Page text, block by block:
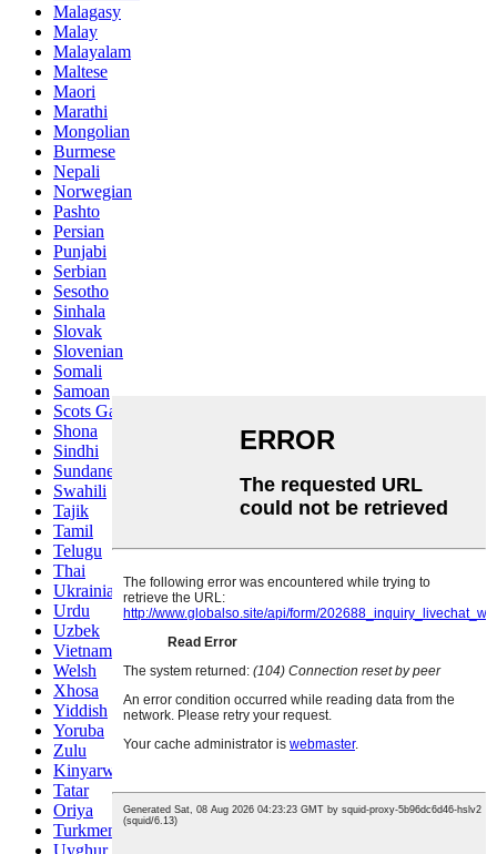
Malagasy
Malay
Malayalam
Maltese
Maori
Marathi
Mongolian
Burmese
Nepali
Norwegian
Pashto
Persian
Punjabi
Serbian
Sesotho
Sinhala
Slovak
Slovenian
Somali
Samoan
Scots Gaelic
Shona
Sindhi
Sundanese
Swahili
Tajik
Tamil
Telugu
Thai
Ukrainian
Urdu
Uzbek
Vietnamese
Welsh
Xhosa
Yiddish
Yoruba
Zulu
Kinyarwanda
Tatar
Oriya
Turkmen
Uyghur